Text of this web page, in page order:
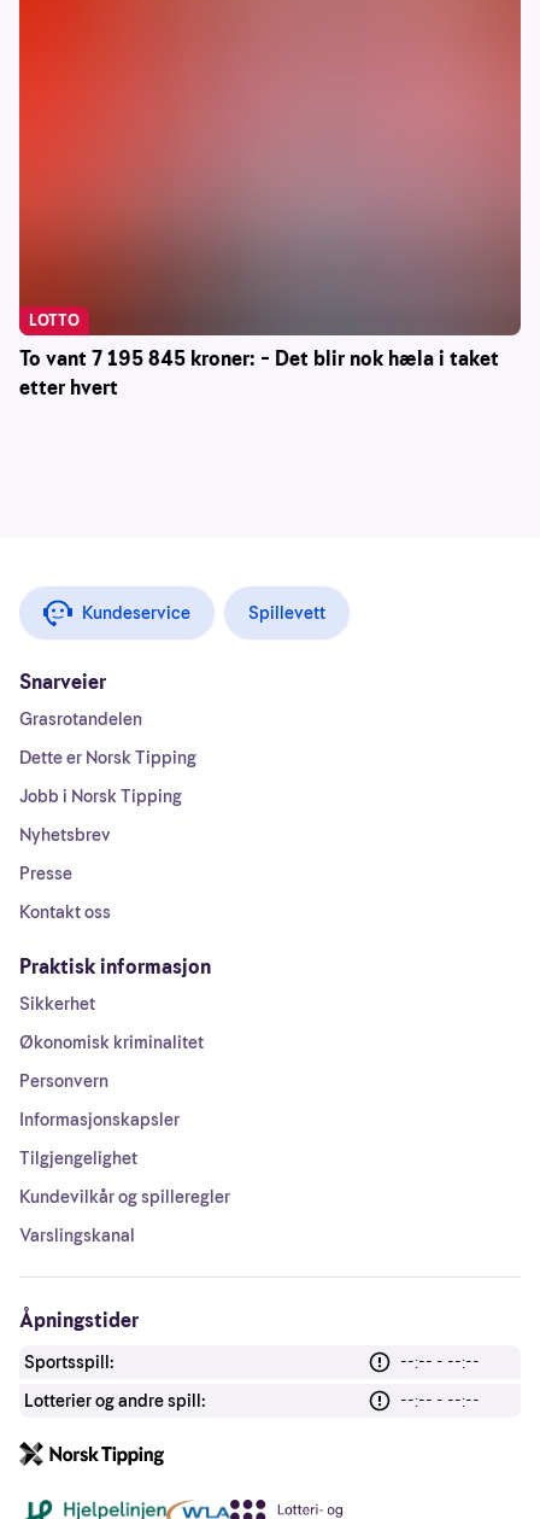
To vant 7 195 845 kroner: – Det blir nok hæla i taket
etter hvert
LOTTO
Kundeservice Spillevett
Snarveier
Grasrotandelen
Dette er Norsk Tipping
Jobb i Norsk Tipping
Nyhetsbrev
Presse
Kontakt oss
Praktisk informasjon
Sikkerhet
Økonomisk kriminalitet
Personvern
Informasjonskapsler
Tilgjengelighet
Kundevilkår og spilleregler
Varslingskanal
Åpningstider
Sportsspill:
--:-- - --:--
Lotterier og andre spill:
--:-- - --:--
Andre lenker